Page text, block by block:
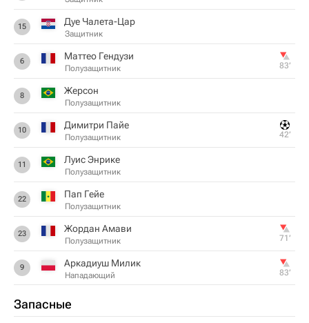
15 Дуе Чалета-Цар
Защитник
6 Маттео Гендузи
Полузащитник 83‎’‎
8 Жерсон
Полузащитник
10 Димитри Пайе
Полузащитник 42‎’‎
11 Луис Энрике
Полузащитник
22 Пап Гейе
Полузащитник
23 Жордан Амави
Полузащитник 71‎’‎
9 Аркадиуш Милик
Нападающий 83‎’‎
Запасные